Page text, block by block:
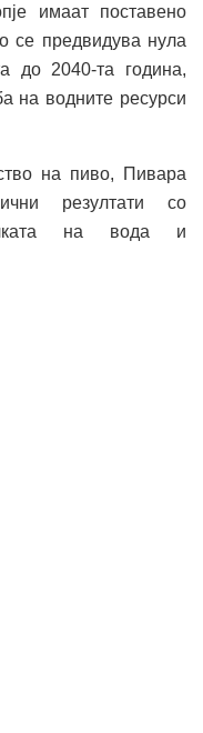
имаат поставено
се предвидува нула
до 2040-та година,
на водните ресурси
на пиво, Пивара
резултати со
на вода и